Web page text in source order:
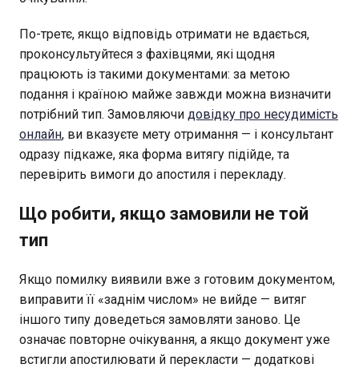
По-третє, якщо відповідь отримати не вдається,
проконсультуйтеся з фахівцями, які щодня
працюють із такими документами: за метою
подання і країною майже завжди можна визначити
потрібний тип. Замовляючи довідку про несудимість
онлайн, ви вказуєте мету отримання — і консультант
одразу підкаже, яка форма витягу підійде, та
перевірить вимоги до апостиля і перекладу.
Що робити, якщо замовили не той
тип
Якщо помилку виявили вже з готовим документом,
виправити її «заднім числом» не вийде — витяг
іншого типу доведеться замовляти заново. Це
означає повторне очікування, а якщо документ уже
встигли апостилювати й перекласти — додаткові